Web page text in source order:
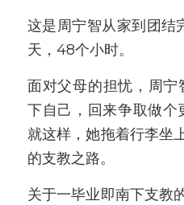
这是周宁智从家到团结
天，48个小时。
面对父母的担忧，周宁
下自己，回来争取做个
就这样，她拖着行李坐
的支教之路。
关于一毕业即南下支教